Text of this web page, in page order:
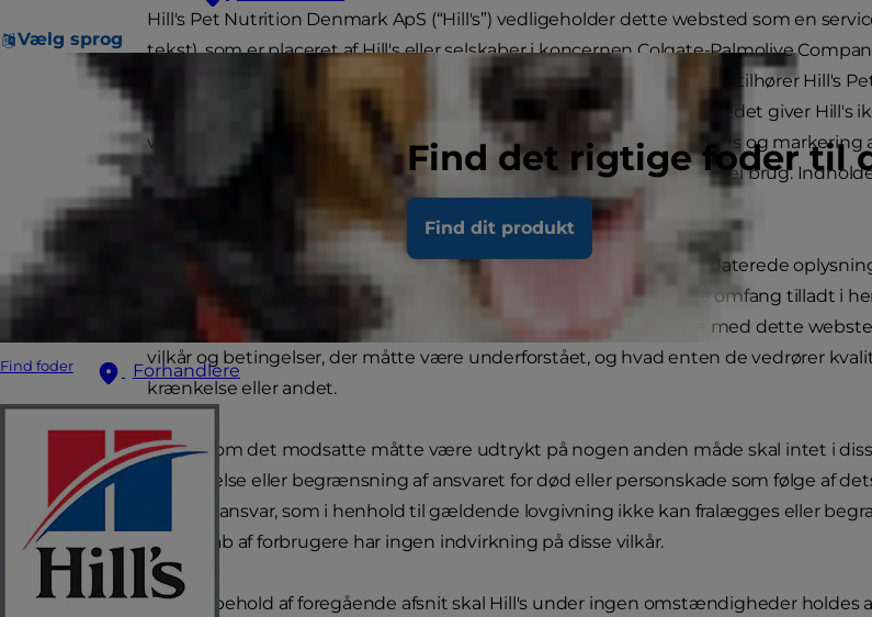
Vælg sprog
Find det rigtige foder til
Find dit produkt
Find foder Forhandlere
Hill's Pet Nutrition Denmark ApS (“Hill's”) vedligeholder dette websted som en
tekst), som er placeret af Hill's eller selskaber i koncernen Colgate-Palmolive
etiketter og emballagedesign (“varemærker”) vist på dette websted tilhører Hill's
licensgivere, hvor anført. Ved at placere disse varemærker på webstedet giver Hill's
varemærker betegner kun Hill's ejerskab af varemærket i USA. Status og markering
downloade indholdet af dette websted til personlig, ikke-kommerciel brug.
ændres.
Hill's vil gøre sig rimelige anstrengelser for at stille nøjagtige og opdaterede
ikke, at disse er nøjagtige og udtømmende, og i det størst mulige omfang tilladt i
enhver form for garantier, vilkår og andre betingelser i forbindelse med dette
vilkår og betingelser, der måtte være underforstået, og hvad enten de vedrører
krænkelse eller andet.
Uanset om det modsatte måtte være udtrykt på nogen anden måde skal intet i
fralæggelse eller begrænsning af ansvaret for død eller personskade som følge af
form for ansvar, som i henhold til gældende lovgivning ikke kan fralægges eller
egenskab af forbrugere har ingen indvirkning på disse vilkår.
Med forbehold af foregående afsnit skal Hill's under ingen omstændigheder holdes